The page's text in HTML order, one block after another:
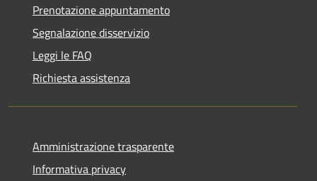
Prenotazione appuntamento
Segnalazione disservizio
Leggi le FAQ
Richiesta assistenza
Amministrazione trasparente
Informativa privacy